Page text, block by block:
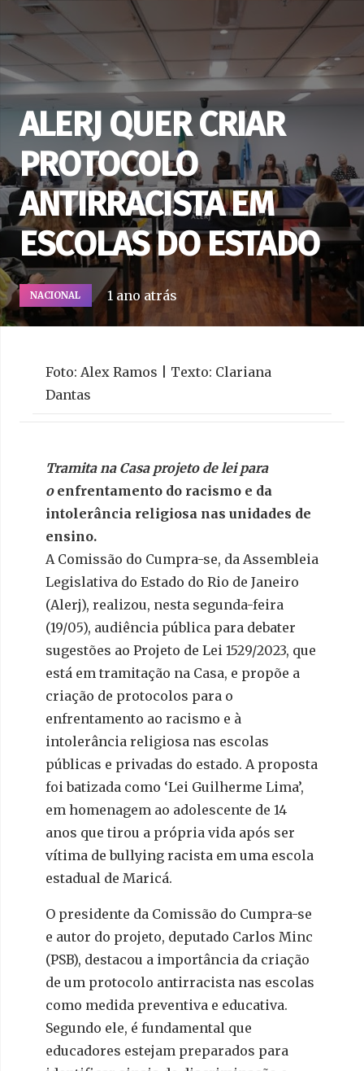
ALERJ QUER CRIAR
PROTOCOLO
ANTIRRACISTA EM
ESCOLAS DO ESTADO
NACIONAL 1 ano atrás
Foto: Alex Ramos | Texto: Clariana
Dantas
Tramita na Casa projeto de lei para
o enfrentamento do racismo e da
intolerância religiosa nas unidades de
ensino.
A Comissão do Cumpra-se, da Assembleia
Legislativa do Estado do Rio de Janeiro
(Alerj), realizou, nesta segunda-feira
(19/05), audiência pública para debater
sugestões ao Projeto de Lei 1529/2023, que
está em tramitação na Casa, e propõe a
criação de protocolos para o
enfrentamento ao racismo e à
intolerância religiosa nas escolas
públicas e privadas do estado. A proposta
foi batizada como ‘Lei Guilherme Lima’,
em homenagem ao adolescente de 14
anos que tirou a própria vida após ser
vítima de bullying racista em uma escola
estadual de Maricá.
O presidente da Comissão do Cumpra-se
e autor do projeto, deputado Carlos Minc
(PSB), destacou a importância da criação
de um protocolo antirracista nas escolas
como medida preventiva e educativa.
Segundo ele, é fundamental que
educadores estejam preparados para